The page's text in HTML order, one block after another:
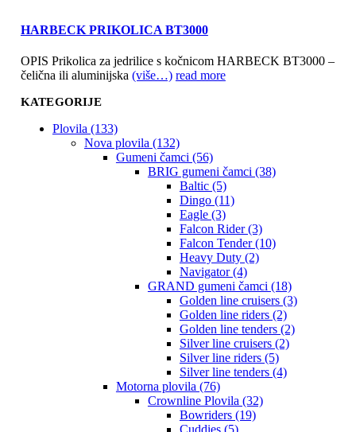
HARBECK PRIKOLICA BT3000
OPIS Prikolica za jedrilice s kočnicom HARBECK BT3000 –
čelična ili aluminijska (više…) read more
KATEGORIJE
Plovila (133)
Nova plovila (132)
Gumeni čamci (56)
BRIG gumeni čamci (38)
Baltic (5)
Dingo (11)
Eagle (3)
Falcon Rider (3)
Falcon Tender (10)
Heavy Duty (2)
Navigator (4)
GRAND gumeni čamci (18)
Golden line cruisers (3)
Golden line riders (2)
Golden line tenders (2)
Silver line cruisers (2)
Silver line riders (5)
Silver line tenders (4)
Motorna plovila (76)
Crownline Plovila (32)
Bowriders (19)
Cuddies (5)